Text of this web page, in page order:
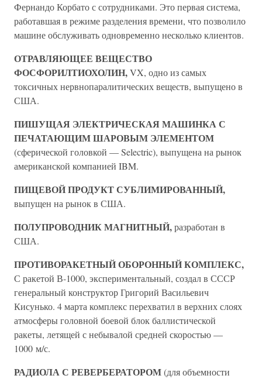
Фернандо Корбато с сотрудниками. Это первая система,
работавшая в режиме разделения времени, что позволило
машине обслуживать одновременно несколько клиентов.
ОТРАВЛЯЮЩЕЕ ВЕЩЕСТВО
ФОСФОРИЛТИОХОЛИН,VX, одно из самых
токсичных нервнопаралитических веществ, выпущено в
США.
ПИШУЩАЯ ЭЛЕКТРИЧЕСКАЯ МАШИНКА С
ПЕЧАТАЮЩИМ ШАРОВЫМ ЭЛЕМЕНТОМ
(сферической головкой — Selectric), выпущена на рынок
американской компанией IBM.
ПИЩЕВОЙ ПРОДУКТ СУБЛИМИРОВАННЫЙ,
выпущен на рынок в США.
ПОЛУПРОВОДНИК МАГНИТНЫЙ,разработан в
США.
ПРОТИВОРАКЕТНЫЙ ОБОРОННЫЙ КОМПЛЕКС,
С ракетой В-1000, экспериментальный, создал в СССР
генеральный конструктор Григорий Васильевич
Кисунько. 4 марта комплекс перехватил в верхних слоях
атмосферы головной боевой блок баллистической
ракеты, летящей с небывалой средней скоростью —
1000 м/с.
РАДИОЛА С РЕВЕРБЕРАТОРОМ(для объемности